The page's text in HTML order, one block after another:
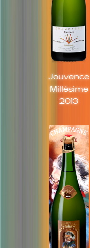
Jouvence
Millésime
2013